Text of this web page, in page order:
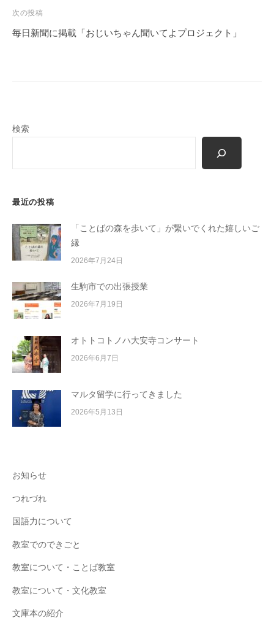
ビ
ゲ
次の投稿
毎日新聞に掲載「おじいちゃん聞いてよプロジェクト」
検索
最近の投稿
「ことばの森を歩いて」が繋いでくれた嬉しいご
縁
2026年7月24日
生駒市での出張授業
2026年7月19日
オトトコトノハ大安寺コンサート
2026年6月7日
マルタ留学に行ってきました
2026年5月13日
お知らせ
つれづれ
国語力について
教室でのできごと
教室について・ことば教室
教室について・文化教室
文庫本の紹介